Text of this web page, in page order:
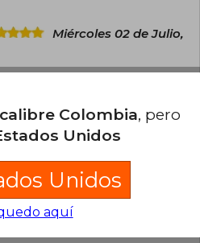
Miércoles 02 de Julio,
0 No es útil
del libro
sesiónpara poder
.
Colombia, pero
Unidos
Unidos
aquí